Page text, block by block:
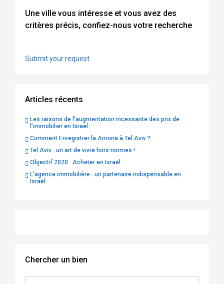
Une ville vous intéresse et vous avez des
critères précis, confiez-nous votre recherche
Submit your request
Articles récents
Les raisons de l’augmentation incessante des prix de
l’immobilier en Israël
Comment Enregistrer la Arnona à Tel Aviv ?
Tel Aviv : un art de vivre hors normes !
Objectif 2020 : Acheter en Israël
L’agence immobilière : un partenaire indispensable en
Israël
Chercher un bien